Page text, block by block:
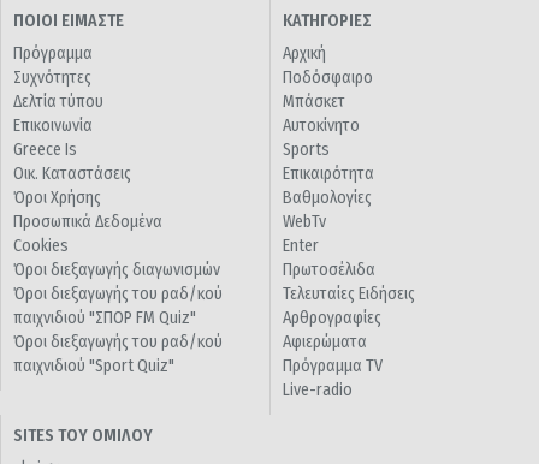
ΠΟΙΟΙ ΕΙΜΑΣΤΕ
Πρόγραμμα
Συχνότητες
Δελτία τύπου
Επικοινωνία
Greece Is
Οικ. Καταστάσεις
Όροι Χρήσης
Προσωπικά Δεδομένα
Cookies
Όροι διεξαγωγής διαγωνισμών
Όροι διεξαγωγής του ραδ/κού
παιχνιδιού "ΣΠΟΡ FM Quiz"
Όροι διεξαγωγής του ραδ/κού
παιχνιδιού "Sport Quiz"
ΚΑΤΗΓΟΡΙΕΣ
Αρχική
Ποδόσφαιρο
Μπάσκετ
Αυτοκίνητο
Sports
Επικαιρότητα
Βαθμολογίες
WebTv
Enter
Πρωτοσέλιδα
Τελευταίες Ειδήσεις
Αρθρογραφίες
Αφιερώματα
Πρόγραμμα TV
Live-radio
SITES ΤΟΥ ΟΜΙΛΟΥ